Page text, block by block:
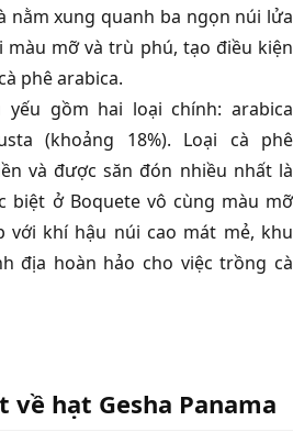
nằm xung quanh ba ngọn núi lửa
màu mỡ và trù phú, tạo điều kiện
phê arabica.
yếu gồm hai loại chính: arabica
(khoảng 18%). Loại cà phê
và được săn đón nhiều nhất là
biệt ở Boquete vô cùng màu mỡ
với khí hậu núi cao mát mẻ, khu
địa hoàn hảo cho việc trồng cà
hạt Gesha Panama